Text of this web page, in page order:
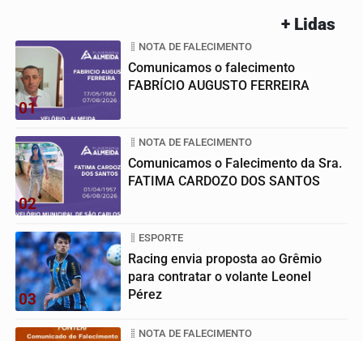
+ Lidas
01
NOTA DE FALECIMENTO
Comunicamos o falecimento
FABRÍCIO AUGUSTO FERREIRA
02
NOTA DE FALECIMENTO
Comunicamos o Falecimento da Sra.
FATIMA CARDOZO DOS SANTOS
03
ESPORTE
Racing envia proposta ao Grêmio
para contratar o volante Leonel
Pérez
NOTA DE FALECIMENTO